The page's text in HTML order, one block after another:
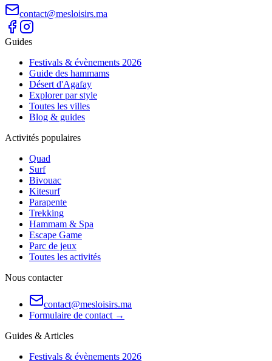
contact@mesloisirs.ma
Guides
Festivals & évènements 2026
Guide des hammams
Désert d'Agafay
Explorer par style
Toutes les villes
Blog & guides
Activités populaires
Quad
Surf
Bivouac
Kitesurf
Parapente
Trekking
Hammam & Spa
Escape Game
Parc de jeux
Toutes les activités
Nous contacter
contact@mesloisirs.ma
Formulaire de contact →
Guides & Articles
Festivals & évènements 2026